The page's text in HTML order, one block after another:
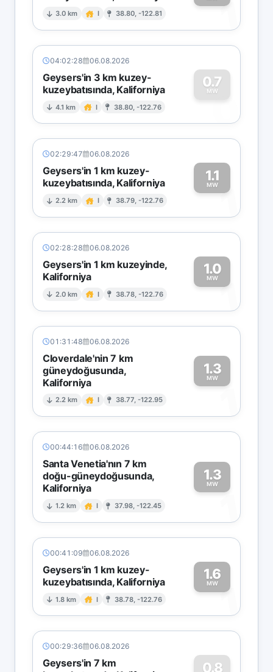
3.0 km I 38.80, -122.81 1
04:02:28 06.08.2026
Geysers'in 3 km kuzey-
kuzeybatısında, Kaliforniya
4.1 km I 38.80, -122.76
0.7
MW
0
02:29:47 06.08.2026
Geysers'in 1 km kuzey-
kuzeybatısında, Kaliforniya
2.2 km I 38.79, -122.76
1.1
MW1
02:28:28 06.08.2026
Geysers'in 1 km kuzeyinde,
Kaliforniya
2.0 km I 38.78, -122.76
1.0
MW1
01:31:48 06.08.2026
Cloverdale'nin 7 km
güneydoğusunda,
Kaliforniya
2.2 km I 38.77, -122.95
1.3
MW
1
00:44:16 06.08.2026
Santa Venetia'nın 7 km
doğu-güneydoğusunda,
Kaliforniya
1.2 km I 37.98, -122.45
1.3
MW
1
00:41:09 06.08.2026
Geysers'in 1 km kuzey-
kuzeybatısında, Kaliforniya
1.8 km I 38.78, -122.76
1.6
MW1
00:29:36 06.08.2026
Geysers'in 7 km
0.8